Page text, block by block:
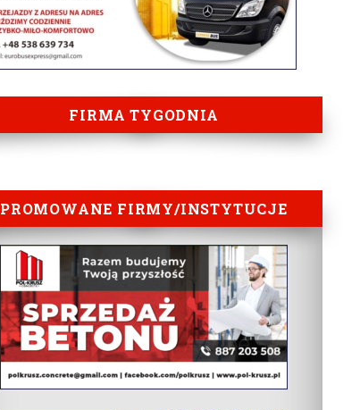
FIRMA TYGODNIA
PROMOWANE FIRMY/INSTYTUCJE